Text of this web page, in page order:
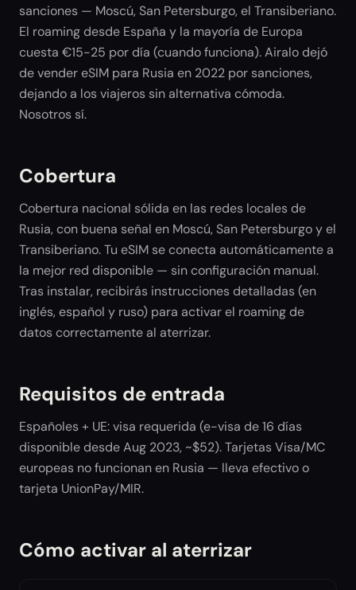
sanciones — Moscú, San Petersburgo, el Transiberiano.
El roaming desde España y la mayoría de Europa
cuesta €15-25 por día (cuando funciona). Airalo dejó
de vender eSIM para Rusia en 2022 por sanciones,
dejando a los viajeros sin alternativa cómoda.
Nosotros sí.
Cobertura
Cobertura nacional sólida en las redes locales de
Rusia, con buena señal en Moscú, San Petersburgo y el
Transiberiano. Tu eSIM se conecta automáticamente a
la mejor red disponible — sin configuración manual.
Tras instalar, recibirás instrucciones detalladas (en
inglés, español y ruso) para activar el roaming de
datos correctamente al aterrizar.
Requisitos de entrada
Españoles + UE: visa requerida (e-visa de 16 días
disponible desde Aug 2023, ~$52). Tarjetas Visa/MC
europeas no funcionan en Rusia — lleva efectivo o
tarjeta UnionPay/MIR.
Cómo activar al aterrizar